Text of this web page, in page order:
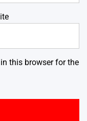
this browser for the